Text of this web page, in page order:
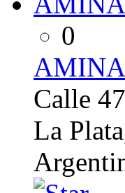
0
AMINA
Calle
La